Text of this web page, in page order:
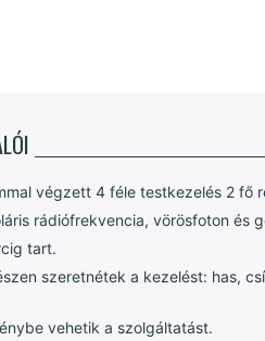
végzett 4 féle testkezelés 2 fő
rádiófrekvencia, vörösfoton és
tart.
szeretnétek a kezelést: has,
vehetik a szolgáltatást.